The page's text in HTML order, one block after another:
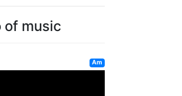
of music
Am